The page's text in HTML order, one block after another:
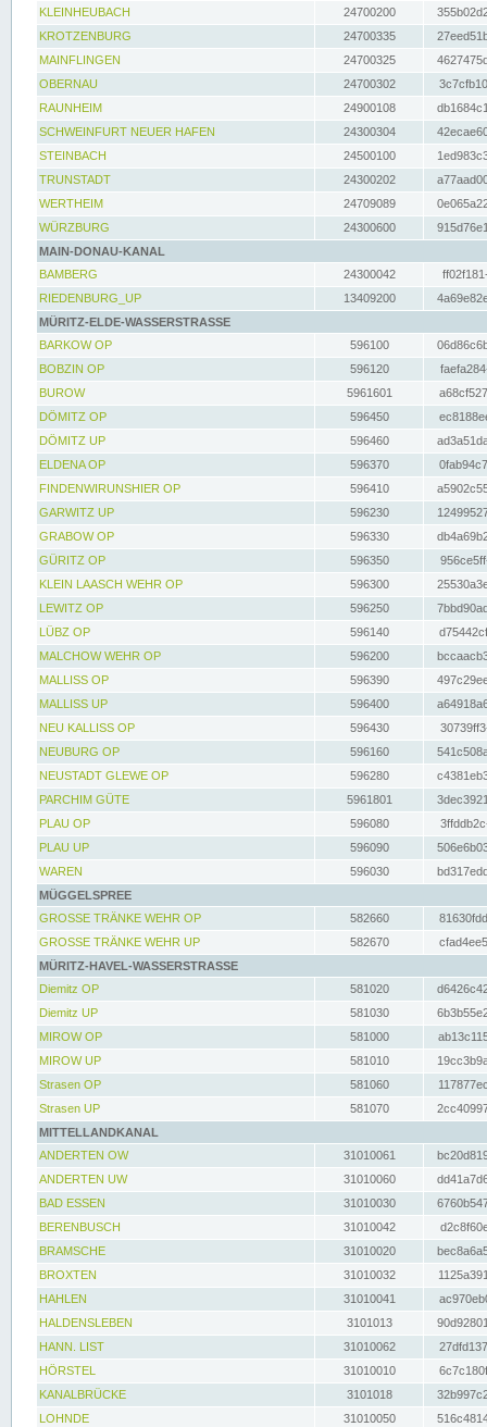
KLEINHEUBACH 24700200
KROTZENBURG
24700335
MAINFLINGEN
24700325
OBERNAU
24700302
RAUNHEIM
24900108
SCHWEINFURT NEUER HAFEN
24300304
STEINBACH
24500100
TRUNSTADT
24300202
WERTHEIM
24709089
WÜRZBURG
24300600
MAIN-DONAU-KANAL
BAMBERG
24300042
RIEDENBURG_UP
13409200
MÜRITZ-ELDE-WASSERSTRASSE
BARKOW OP
596100
BOBZIN OP
596120
BUROW
5961601
DÖMITZ OP
596450
DÖMITZ UP
596460
ELDENA OP
596370
FINDENWIRUNSHIER OP
596410
GARWITZ UP
596230
GRABOW OP
596330
GÜRITZ OP
596350
KLEIN LAASCH WEHR OP
596300
LEWITZ OP
596250
LÜBZ OP
596140
MALCHOW WEHR OP
596200
MALLISS OP
596390
MALLISS UP
596400
NEU KALLISS OP
596430
NEUBURG OP
596160
NEUSTADT GLEWE OP
596280
PARCHIM GÜTE
5961801
PLAU OP
596080
PLAU UP
596090
WAREN
596030
MÜGGELSPREE
GROSSE TRÄNKE WEHR OP
582660
GROSSE TRÄNKE WEHR UP
582670
MÜRITZ-HAVEL-WASSERSTRASSE
Diemitz OP
581020
Diemitz UP
581030
MIROW OP
581000
MIROW UP
581010
Strasen OP
581060
Strasen UP
581070
MITTELLANDKANAL
ANDERTEN OW
31010061
ANDERTEN UW
31010060
BAD ESSEN
31010030
BERENBUSCH
31010042
BRAMSCHE
31010020
BROXTEN
31010032
HAHLEN
31010041
HALDENSLEBEN
3101013
HANN. LIST
31010062
HÖRSTEL
31010010
KANALBRÜCKE
3101018
LOHNDE
31010050